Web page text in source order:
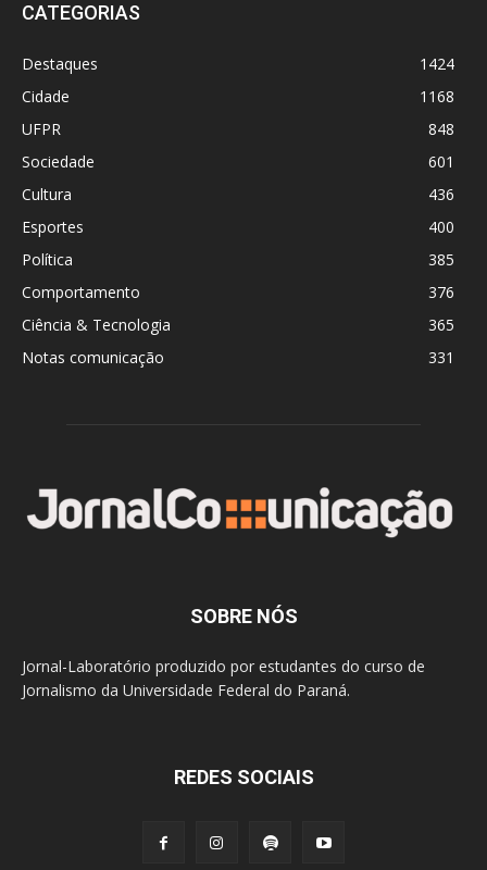
CATEGORIAS
Destaques
1424
Cidade
1168
UFPR
848
Sociedade
601
Cultura
436
Esportes
400
Política
385
Comportamento
376
Ciência & Tecnologia
365
Notas comunicação
331
SOBRE NÓS
Jornal-Laboratório produzido por estudantes do curso de
Jornalismo da Universidade Federal do Paraná.
REDES SOCIAIS